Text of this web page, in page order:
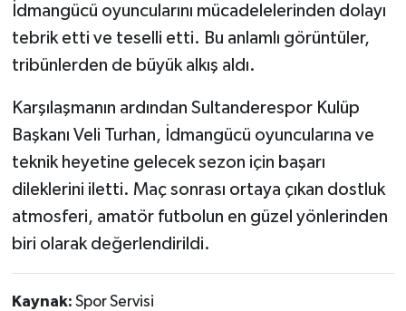
İdmangücü oyuncularını mücadelelerinden dolayı
tebrik etti ve teselli etti. Bu anlamlı görüntüler,
tribünlerden de büyük alkış aldı.
Karşılaşmanın ardından Sultanderespor Kulüp
Başkanı Veli Turhan, İdmangücü oyuncularına ve
teknik heyetine gelecek sezon için başarı
dileklerini iletti. Maç sonrası ortaya çıkan dostluk
atmosferi, amatör futbolun en güzel yönlerinden
biri olarak değerlendirildi.
Kaynak: Spor Servisi